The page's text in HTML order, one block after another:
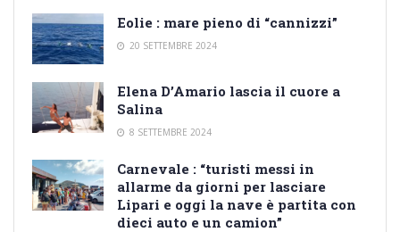
Eolie : mare pieno di “cannizzi”
20 SETTEMBRE 2024
Elena D’Amario lascia il cuore a
Salina
8 SETTEMBRE 2024
Carnevale : “turisti messi in
allarme da giorni per lasciare
Lipari e oggi la nave è partita con
dieci auto e un camion”